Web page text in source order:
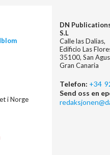
i Norge
DN
S.L
Calle las Dalias,
Edificio Las
35100, San
Gran Canaria
Telefon: +34
Send oss en